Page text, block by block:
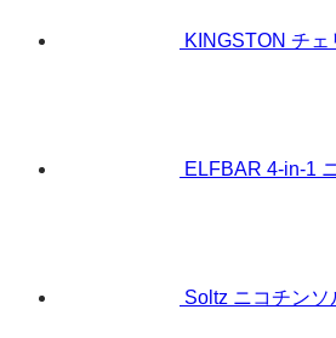
KINGSTON チ
ELFBAR 4-in-1
Soltz ニコチン